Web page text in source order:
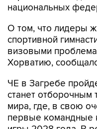
О том, что лидеры
визовыми
Хорватию,
ЧЕ в Загребе
мира, где, в свою
первые командные
игры 2028 года. В
женская сборная